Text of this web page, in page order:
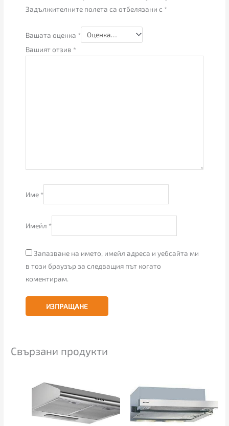
Задължителните полета са отбелязани с *
Вашата оценка *
Вашият отзив *
Име *
Имейл *
Запазване на името, имейл адреса и уебсайта ми
в този браузър за следващия път когато
коментирам.
Свързани продукти
through
85.00€